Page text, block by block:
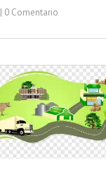
| 0 Comentario